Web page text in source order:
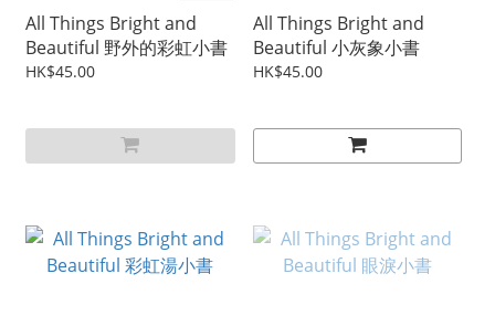
All Things Bright and
Beautiful 野外的彩虹小書
HK$45.00
All Things Bright and
Beautiful 小灰象小書
HK$45.00